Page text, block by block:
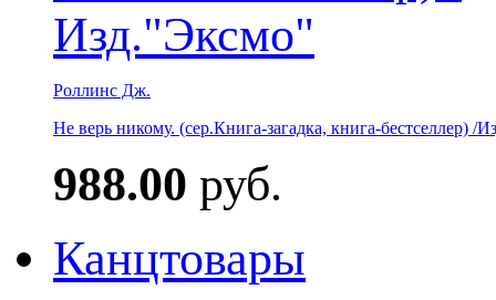
Роллинс Дж.
Не верь никому. (сер.Книга-загадка, книга-бестселлер) /
988.00 руб.
Канцтовары